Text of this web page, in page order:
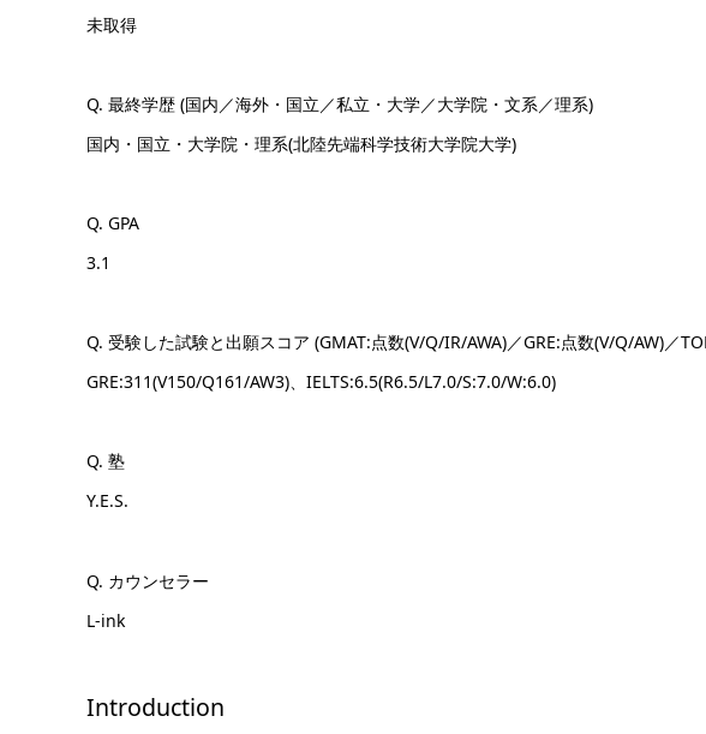
未取得
Q. 最終学歴 (国内／海外・国立／私立・大学／大学院・文系／理系)
国内・国立・大学院・理系(北陸先端科学技術大学院大学)
Q. GPA
3.1
Q. 受験した試験と出願スコア (GMAT:点数(V/Q/IR/AWA)／GRE:点数(V/Q/AW)／
GRE:311(V150/Q161/AW3)、IELTS:6.5(R6.5/L7.0/S:7.0/W:6.0)
Q. 塾
Y.E.S.
Q. カウンセラー
L-ink
Introduction